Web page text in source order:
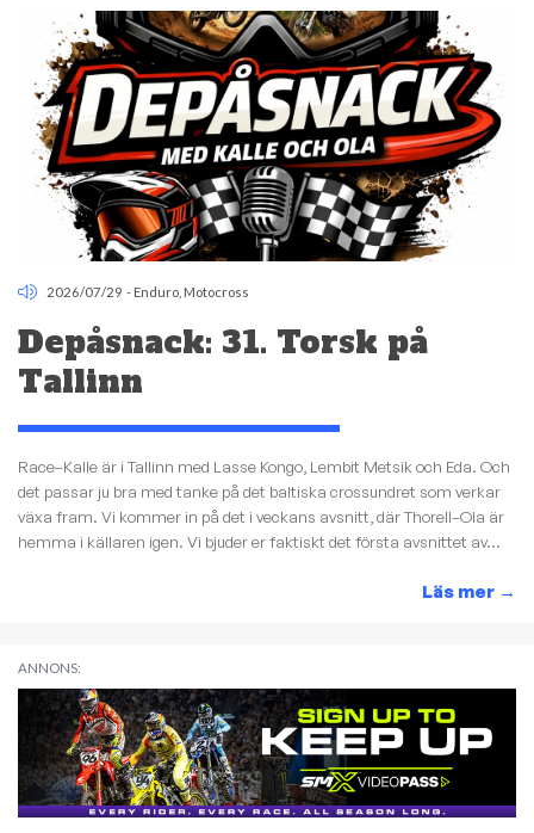
2026/07/29 - Enduro Motocross
Depåsnack: 31. Torsk på
Tallinn
Race–Kalle är i Tallinn med Lasse Kongo, Lembit Metsik och Eda. Och
det passar ju bra med tanke på det baltiska crossundret som verkar
växa fram. Vi kommer in på det i veckans avsnitt, där Thorell–Ola är
hemma i källaren igen. Vi bjuder er faktiskt det första avsnittet av...
Läs mer →
ANNONS: